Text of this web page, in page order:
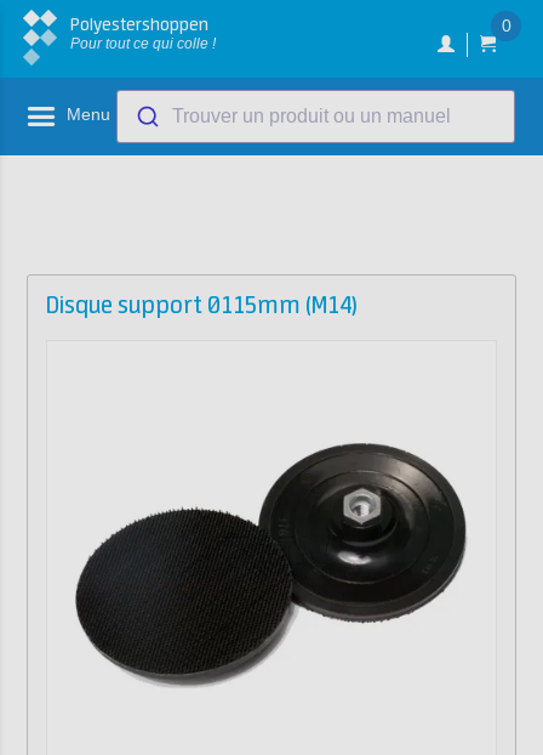
Polyestershoppen
Pour tout ce qui colle !
0
Menu Trouver un produit ou un manuel
Disque support Ø115mm (M14)